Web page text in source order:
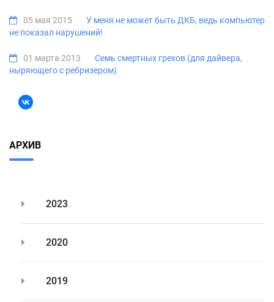
05 мая 2015
У меня не может быть ДКБ, ведь компьютер
не показал нарушений!
01 марта 2013
Семь смертных грехов (для дайвера,
ныряющего с ребризером)
АРХИВ
2023
2020
2019